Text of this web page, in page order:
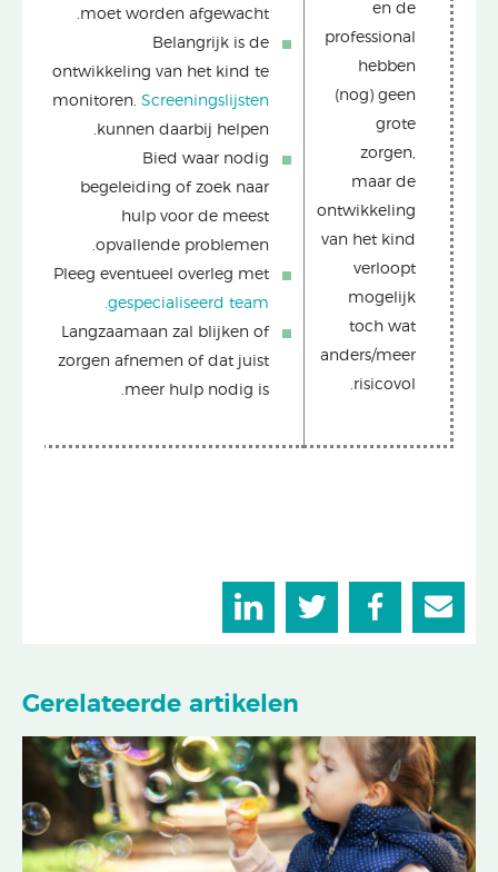
en de
professional
hebben
(nog) geen
grote
zorgen,
maar de
ontwikkeling
van het kind
verloopt
mogelijk
toch wat
anders/meer
risicovol.
moet worden afgewacht.
Belangrijk is de
ontwikkeling van het kind te
monitoren. Screeningslijsten
kunnen daarbij helpen.
Bied waar nodig
begeleiding of zoek naar
hulp voor de meest
opvallende problemen.
Pleeg eventueel overleg met
gespecialiseerd team.
Langzaamaan zal blijken of
zorgen afnemen of dat juist
meer hulp nodig is.
Gerelateerde artikelen